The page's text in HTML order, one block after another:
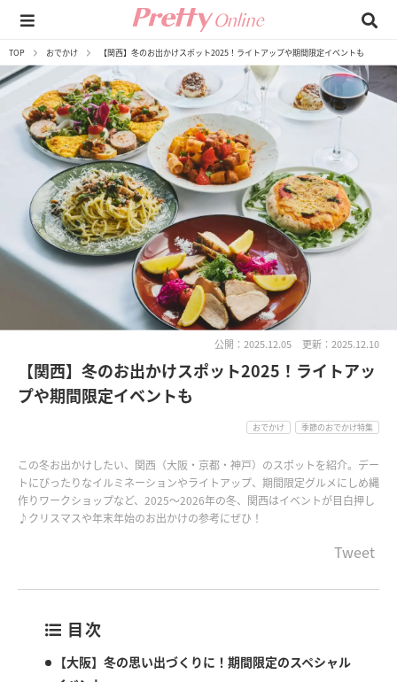
TOP おでかけ 【関西】冬のお出かけスポット2025！ライトアップや期間限定イベントも
公開：2025.12.05 更新：2025.12.10
【関西】冬のお出かけスポット2025！ライトアッ
プや期間限定イベントも
おでかけ 季節のおでかけ特集
この冬お出かけしたい、関西（大阪・京都・神戸）のスポットを紹介。デー
トにぴったりなイルミネーションやライトアップ、期間限定グルメにしめ縄
作りワークショップなど、2025～2026年の冬、関西はイベントが目白押し
♪クリスマスや年末年始のお出かけの参考にぜひ！
Tweet
目次
【大阪】冬の思い出づくりに！期間限定のスペシャル